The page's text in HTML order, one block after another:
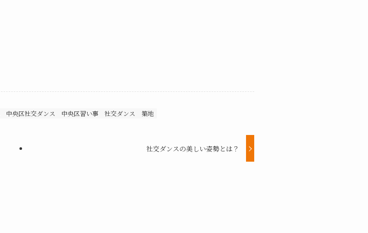
中央区社交ダンス 中央区習い事 社交ダンス 築地
社交ダンスの美しい姿勢とは？